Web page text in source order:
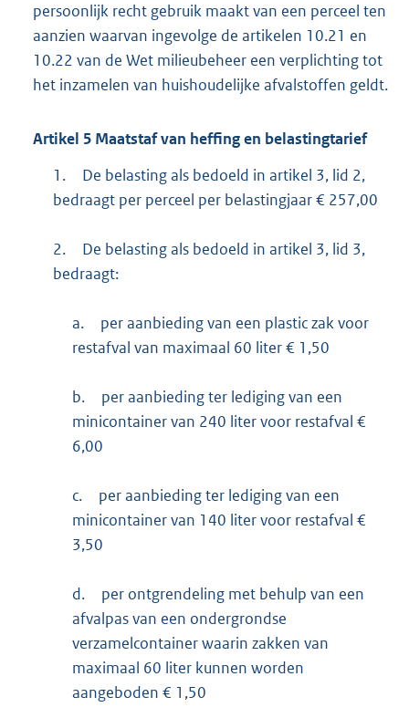
persoonlijk recht gebruik maakt van een perceel ten
aanzien waarvan ingevolge de artikelen 10.21 en
10.22 van de Wet milieubeheer een verplichting tot
het inzamelen van huishoudelijke afvalstoffen geldt.
Artikel 5 Maatstaf van heffing en belastingtarief
1.
De belasting als bedoeld in artikel 3, lid 2,
bedraagt per perceel per belastingjaar € 257,00
2.
De belasting als bedoeld in artikel 3, lid 3,
bedraagt:
a.
per aanbieding van een plastic zak voor
restafval van maximaal 60 liter € 1,50
b.
per aanbieding ter lediging van een
minicontainer van 240 liter voor restafval €
6,00
c.
per aanbieding ter lediging van een
minicontainer van 140 liter voor restafval €
3,50
d.
per ontgrendeling met behulp van een
afvalpas van een ondergrondse
verzamelcontainer waarin zakken van
maximaal 60 liter kunnen worden
aangeboden € 1,50